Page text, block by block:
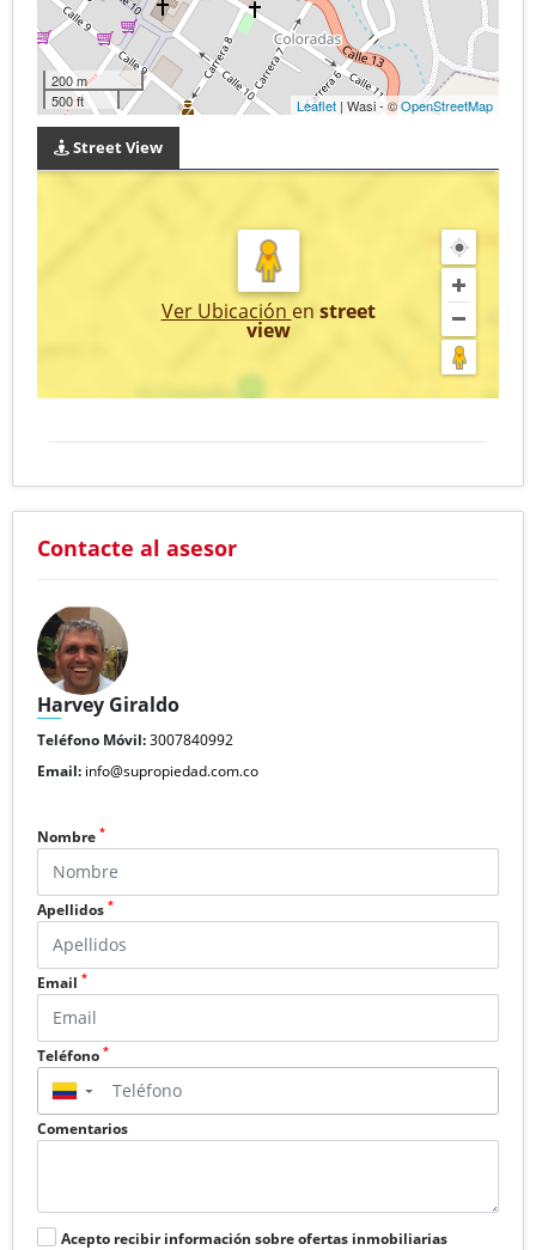
200 m
500 ft
Leaflet | Wasi - ©OpenStreetMap
Street View
Ver Ubicación en street
view
Contacte al asesor
Harvey Giraldo
Teléfono Móvil:3007840992
Email: info@supropiedad.com.co
Nombre *
Apellidos *
Email *
Teléfono *
▼
Comentarios
Acepto recibir información sobre ofertas inmobiliarias